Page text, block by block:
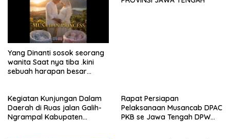
Yang Dinanti sosok seorang
wanita Saat nya tiba .kini
sebuah harapan besar
menciptakan lagu Untuk si
buah hati yang berjudul
Musa & Princes.
Kegiatan Kunjungan Dalam
Daerah di Ruas jalan Galih-
Ngrampal Kabupaten
Rapat Persiapan
Pelaksanaan Musancab DPAC
PKB se Jawa Tengah DPW